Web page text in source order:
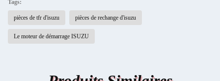
Tags:
pièces de tfr d'isuzu pièces de rechange d'isuzu
Le moteur de démarrage ISUZU